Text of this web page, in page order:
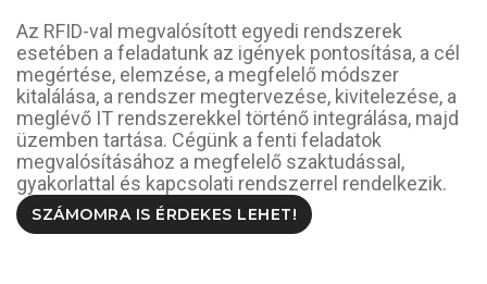
Az RFID-val megvalósított egyedi rendszerek
esetében a feladatunk az igények pontosítása, a cél
megértése, elemzése, a megfelelő módszer
kitalálása, a rendszer megtervezése, kivitelezése, a
meglévő IT rendszerekkel történő integrálása, majd
üzemben tartása. Cégünk a fenti feladatok
megvalósításához a megfelelő szaktudással,
gyakorlattal és kapcsolati rendszerrel rendelkezik.
SZÁMOMRA IS ÉRDEKES LEHET!